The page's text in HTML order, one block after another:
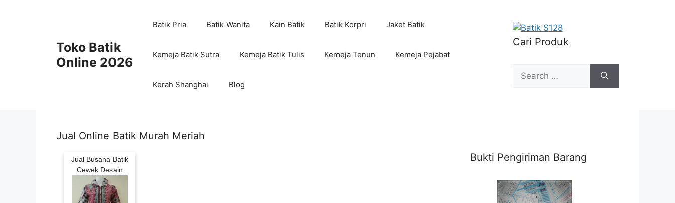
Toko Batik
Online 2026
Batik Pria Batik Wanita Kain Batik Batik Korpri Jaket Batik
Kemeja Batik Sutra Kemeja Batik Tulis Kemeja Tenun Kemeja Pejabat
Kerah Shanghai Blog
Cari Produk
Search
for:
Jual Online Batik Murah Meriah
Jual Busana Batik
Cewek Desain
Bukti Pengiriman Barang